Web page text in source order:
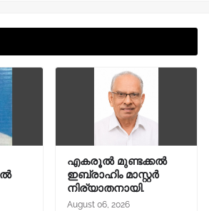
എകരൂൽ മുണ്ടക്കൽ
ഇബ്രാഹിം മാസ്റ്റർ
നിര്യാതനായി.
August 06, 2026